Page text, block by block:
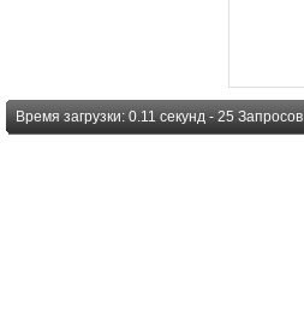
Время загрузки: 0.11 секунд - 25 Запросов